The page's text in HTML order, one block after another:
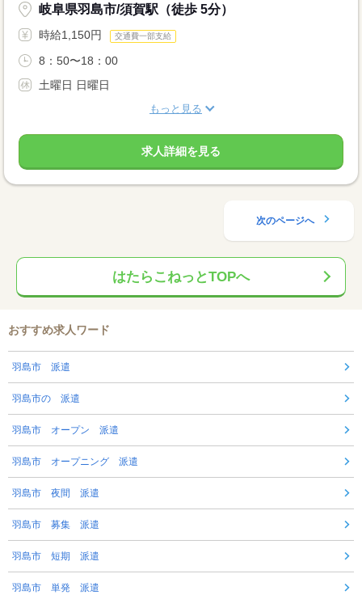
岐阜県羽島市/須賀駅（徒歩 5分）
時給1,150円 交通費一部支給
8：50〜18：00
土曜日 日曜日
もっと見る
求人詳細を見る
次のページへ
はたらこねっとTOPへ
おすすめ求人ワード
羽島市 派遣
羽島市の 派遣
羽島市 オープン 派遣
羽島市 オープニング 派遣
羽島市 夜間 派遣
羽島市 募集 派遣
羽島市 短期 派遣
羽島市 単発 派遣